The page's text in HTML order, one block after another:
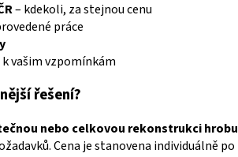
– kdekoli, za stejnou cenu
práce
vašim vzpomínkám
řešení?
nebo celkovou rekonstrukci hrobu
Cena je stanovena individuálně po